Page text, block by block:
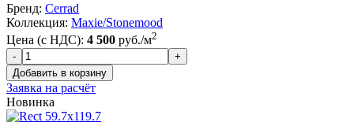
Бренд: Cerrad
Коллекция: Maxie/Stonemood
Цена (с НДС): 4 500 руб./м2
Заявка на расчёт
Новинка